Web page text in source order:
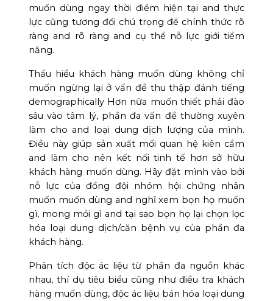
muốn dùng ngay thời điểm hiện tại and thực
lực cũng tương đối chú trọng để chính thức rõ
ràng and rõ ràng and cụ thể nỗ lực giới tiềm
năng.
Thấu hiểu khách hàng muốn dùng không chỉ
muốn ngừng lại ở vấn đề thu thập đánh tiếng
demographically Hơn nữa muốn thiết phải đào
sâu vào tâm lý, phần đa vấn đề thường xuyên
làm cho and loại dung dịch lượng của mình.
Điều này giúp sản xuất mối quan hệ kiên cầm
and làm cho nên kết nối tinh tế hơn sở hữu
khách hàng muốn dùng. Hãy đặt mình vào bởi
nỗ lực của đồng đội nhóm hội chứng nhân
muốn muốn dùng and nghĩ xem bọn họ muốn
gì, mong mỏi gì and tại sao bọn họ lại chọn lọc
hóa loại dung dịch/căn bệnh vụ của phần đa
khách hàng.
Phân tích độc ác liệu từ phần đa nguồn khác
nhau, thí dụ tiêu biểu cũng như điều tra khách
hàng muốn dùng, độc ác liệu bán hóa loại dung